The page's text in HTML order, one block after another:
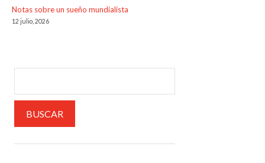
Notas sobre un sueño mundialista
12 julio, 2026